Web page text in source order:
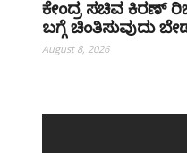
ಕೇಂದ್ರ ಸಚಿವ ಕಿರಣ್
ಬಗ್ಗೆ ಚಿಂತಿಸುವುದು
August 8, 2026